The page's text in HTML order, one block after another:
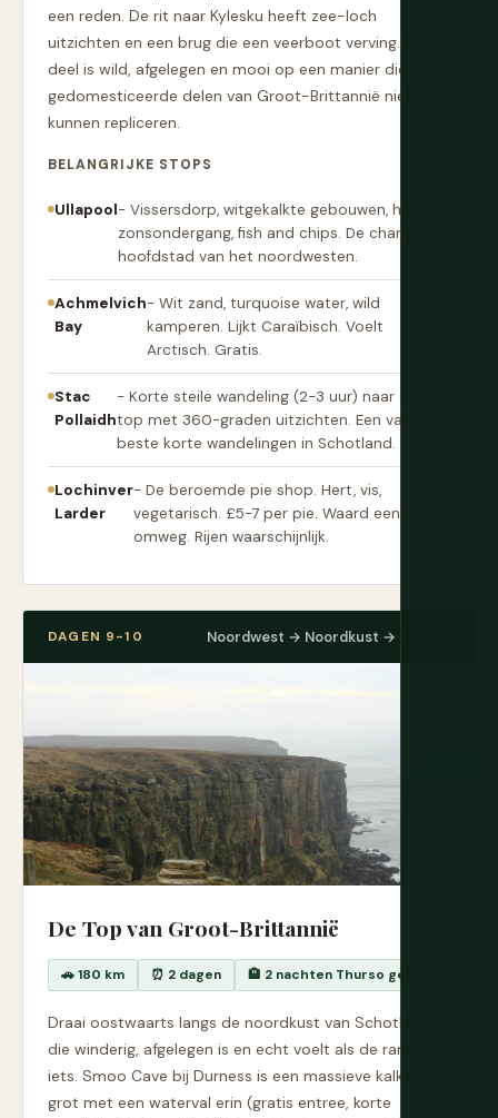
een reden. De rit naar Kylesku heeft zee-loch
uitzichten en een brug die een veerboot verving. Dit
deel is wild, afgelegen en mooi op een manier die de
gedomesticeerde delen van Groot-Brittannië niet
kunnen repliceren.
BELANGRIJKE STOPS
Ullapool- Vissersdorp, witgekalkte gebouwen, haven
zonsondergang, fish and chips. De charme
hoofdstad van het noordwesten.
Achmelvich
Bay
- Wit zand, turquoise water, wild
kamperen. Lijkt Caraïbisch. Voelt
Arctisch. Gratis.
Stac
Pollaidh
- Korte steile wandeling (2-3 uur) naar een
top met 360-graden uitzichten. Een van de
beste korte wandelingen in Schotland.
Lochinver
Larder
- De beroemde pie shop. Hert, vis,
vegetarisch. £5-7 per pie. Waard een
omweg. Rijen waarschijnlijk.
DAGEN 9-10 Noordwest → Noordkust → Thurso
De Top van Groot-Brittannië
🚗 180 km ⏰ 2 dagen 🏨 2 nachten Thurso gebied
Draai oostwaarts langs de noordkust van Schotland,
die winderig, afgelegen is en echt voelt als de rand van
iets. Smoo Cave bij Durness is een massieve kalksteen
grot met een waterval erin (gratis entree, korte